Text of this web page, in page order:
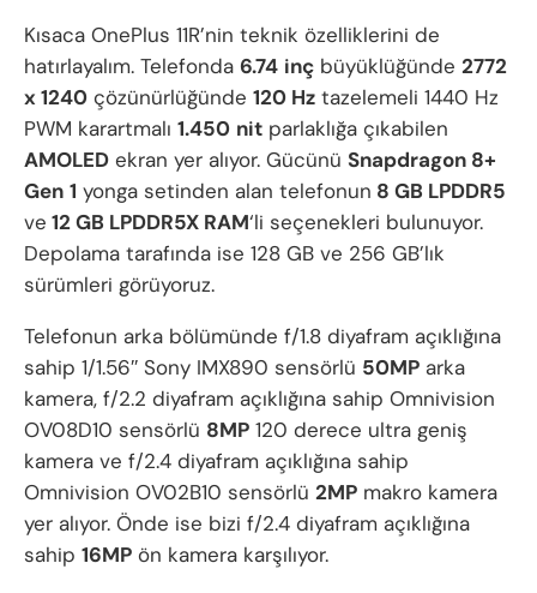
Kısaca OnePlus 11R’nin teknik özelliklerini de
hatırlayalım. Telefonda 6.74 inç büyüklüğünde 2772
x 1240 çözünürlüğünde 120 Hz tazelemeli 1440 Hz
PWM karartmalı 1.450 nit parlaklığa çıkabilen
AMOLED ekran yer alıyor. Gücünü Snapdragon 8+
Gen 1 yonga setinden alan telefonun 8 GB LPDDR5
ve 12 GB LPDDR5X RAM‘li seçenekleri bulunuyor.
Depolama tarafında ise 128 GB ve 256 GB’lık
sürümleri görüyoruz.
Telefonun arka bölümünde f/1.8 diyafram açıklığına
sahip 1/1.56′′ Sony IMX890 sensörlü 50MP arka
kamera, f/2.2 diyafram açıklığına sahip Omnivision
OV08D10 sensörlü 8MP 120 derece ultra geniş
kamera ve f/2.4 diyafram açıklığına sahip
Omnivision OV02B10 sensörlü 2MP makro kamera
yer alıyor. Önde ise bizi f/2.4 diyafram açıklığına
sahip 16MP ön kamera karşılıyor.